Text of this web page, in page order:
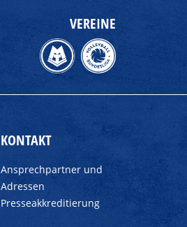
VEREINE
KONTAKT
Ansprechpartner und
Adressen
Presseakkreditierung